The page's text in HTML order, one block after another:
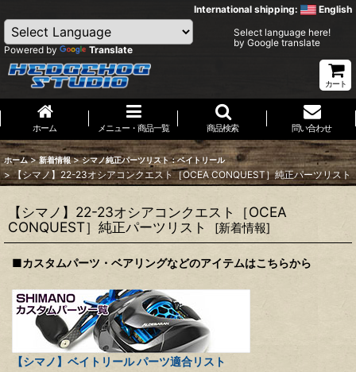
International shipping: English
Powered by Translate
Select language here!
by Google translate
カート
ホーム メニュー・商品一覧 商品検索 問い合わせ
ホーム > 新着情報 > シマノ純正パーツリスト：ベイトリール
> 【シマノ】22-23オシアコンクエスト［OCEA CONQUEST］純正パーツリスト
【シマノ】22-23オシアコンクエスト［OCEA
CONQUEST］純正パーツリスト
[新着情報]
■カスタムパーツ・ベアリングなどのアイテムはこちらから
【シマノ】ベイトリール パーツ適合リスト